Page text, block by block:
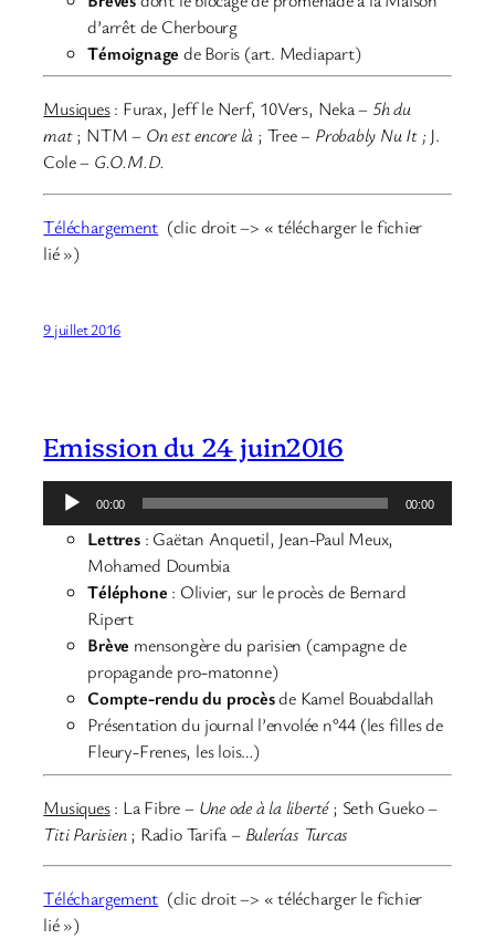
d’arrêt de Cherbourg
Témoignage de Boris (art. Mediapart)
Musiques: Furax, Jeff le Nerf, 10Vers, Neka– 5h du
mat; NTM– On est encore là ; Tree – Probably Nu It ; J.
Cole – G.O.M.D.
Téléchargement (clic droit –> « télécharger le fichier
lié »)
9 juillet 2016
Emission du 24 juin2016
Lecteur
audio
00:00 00:00
Lettres: Gaëtan Anquetil, Jean-Paul Meux,
Mohamed Doumbia
Téléphone : Olivier, sur le procès de Bernard
Ripert
Brève mensongère du parisien (campagne de
propagande pro-matonne)
Compte-rendu du procèsde Kamel Bouabdallah
Présentation du journal l’envolée n°44 (les filles de
Fleury-Frenes, les lois…)
Musiques: La Fibre – Une ode à la liberté; Seth Gueko –
Titi Parisien; Radio Tarifa – Bulerías Turcas
Téléchargement (clic droit –> « télécharger le fichier
lié »)